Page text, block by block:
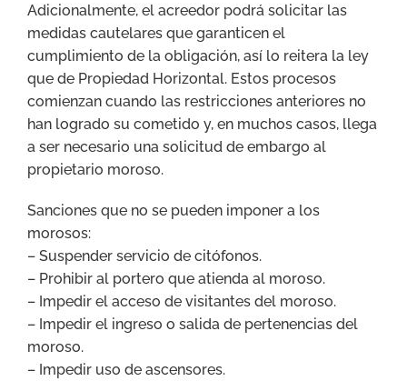
Adicionalmente, el acreedor podrá solicitar las
medidas cautelares que garanticen el
cumplimiento de la obligación, así lo reitera la ley
que de Propiedad Horizontal. Estos procesos
comienzan cuando las restricciones anteriores no
han logrado su cometido y, en muchos casos, llega
a ser necesario una solicitud de embargo al
propietario moroso.
Sanciones que no se pueden imponer a los
morosos:
– Suspender servicio de citófonos.
– Prohibir al portero que atienda al moroso.
– Impedir el acceso de visitantes del moroso.
– Impedir el ingreso o salida de pertenencias del
moroso.
– Impedir uso de ascensores.